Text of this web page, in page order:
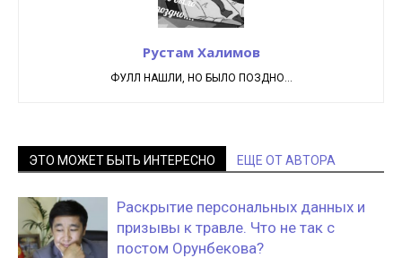
Рустам Халимов
ФУЛЛ НАШЛИ, НО БЫЛО ПОЗДНО...
ЭТО МОЖЕТ БЫТЬ ИНТЕРЕСНО ЕЩЕ ОТ АВТОРА
Раскрытие персональных данных и
призывы к травле. Что не так с
постом Орунбекова?